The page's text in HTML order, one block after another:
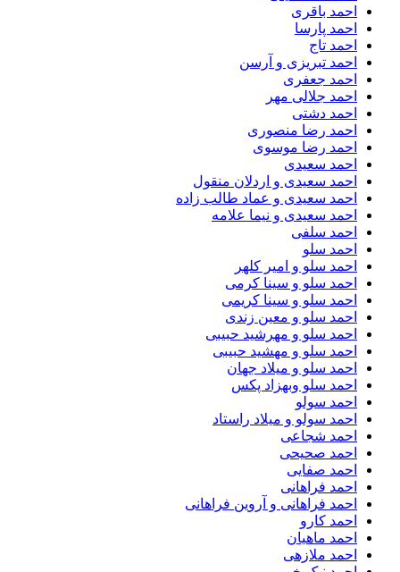
احمد باقری
احمد پارسا
احمد تاج
احمد تبریزی و آرسن
احمد جعفری
احمد جلالی مهر
احمد دشتی
احمد رضا منصوری
احمد رضا موسوی
احمد سعیدی
احمد سعیدی و اردلان منقول
احمد سعیدی و عماد طالب زاده
احمد سعیدی و نیما علامه
احمد سلفی
احمد سلو
احمد سلو و امیر کلهر
احمد سلو و سینا کرمی
احمد سلو و سینا کریمی
احمد سلو و معین زندی
احمد سلو و مهرشید حبیبی
احمد سلو و مهشید حبیبی
احمد سلو و میلاد جهان
احمد سلو وبهزاد پکس
احمد سولو
احمد سولو و میلاد راستاد
احمد شجاعی
احمد صحیحی
احمد صفایی
احمد فراهانی
احمد فراهانی و آروین فراهانی
احمد کارو
احمد ماهیان
احمد ملازهی